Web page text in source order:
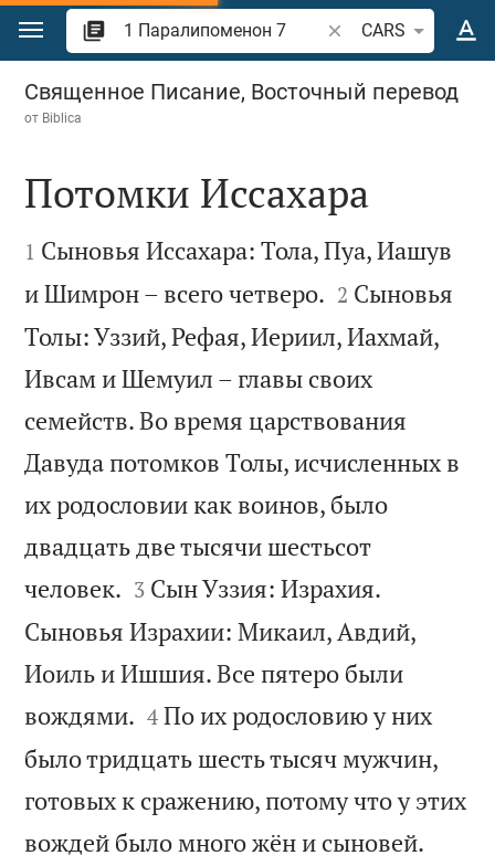
Перейти к содержанию
Поиск по отрывку
CARS
1 Паралипоменон 7
Священное Писание, Восточный перевод
от Biblica

Потомки Иссахара

1 Сыновья Иссахара: Тола, Пуа, Иашув
и Шимрон – всего четверо. 

2 Сыновья
Толы: Уззий, Рефая, Иериил, Иахмай,
Ивсам и Шемуил – главы своих
семейств. Во время царствования
Давуда потомков Толы, исчисленных в
их родословии как воинов, было
двадцать две тысячи шестьсот
человек. 

3 Сын Уззия: Израхия.
Сыновья Израхии: Микаил, Авдий,
Иоиль и Ишшия. Все пятеро были
вождями. 

4 По их родословию у них
было тридцать шесть тысяч мужчин,
готовых к сражению, потому что у этих
вождей было много жён и сыновей.